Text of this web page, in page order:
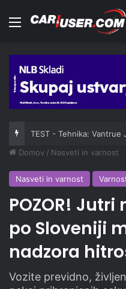
Meni
TEST - Tehnika: Vantrue
Domov / Nasveti in varnost
Nasveti in varnost
POZOR!
po Sloveniji
nadzora
Vozite previdno,